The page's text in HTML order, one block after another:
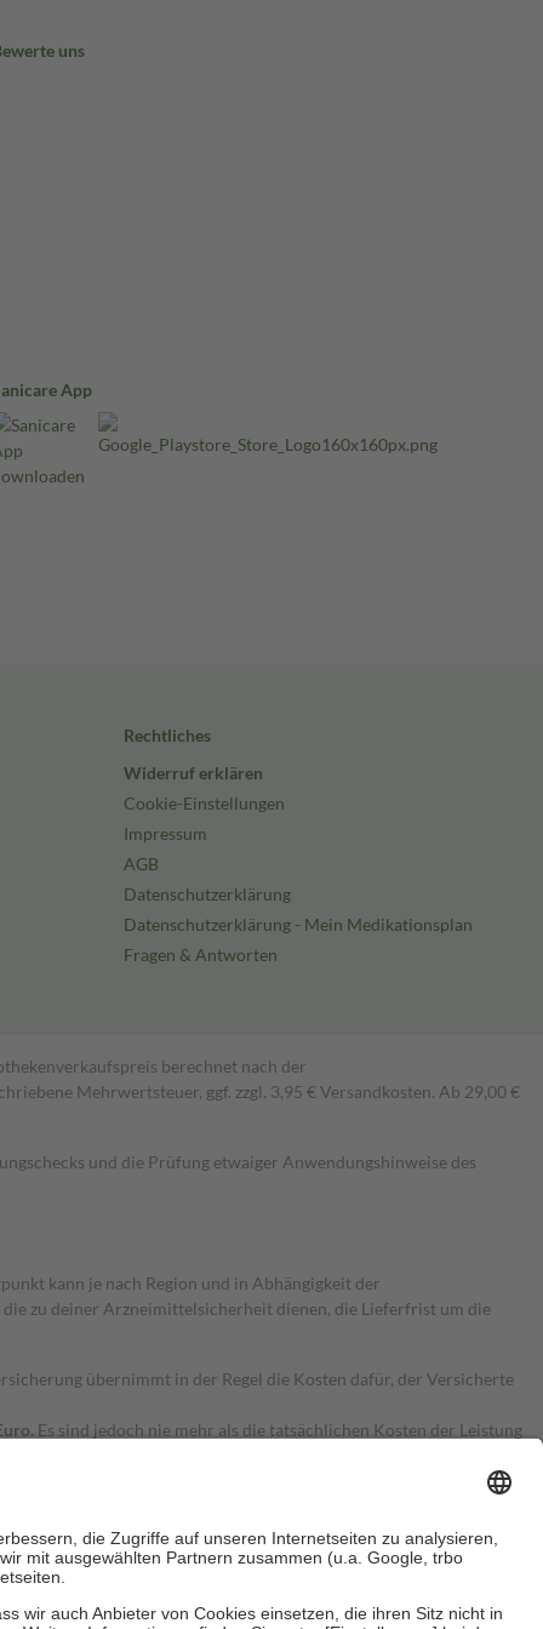
uns
App
Rechtliches
Widerruf erklären
Cookie-Einstellungen
Impressum
AGB
Datenschutzerklärung
Datenschutzerklärung - Mein Medikationsplan
Fragen & Antworten
berechnet nach der
Mehrwertsteuer, ggf. zzgl. 3,95 € Versandkosten. Ab 29,00 €
und die Prüfung etwaiger Anwendungshinweise des
kann je nach Region und in Abhängigkeit der
zu deiner Arzneimittelsicherheit dienen, die Lieferfrist um die
übernimmt in der Regel die Kosten dafür, der Versicherte
Es sind jedoch nie mehr als die tatsächlichen Kosten der Leistung
Zuzahlungen an bei: